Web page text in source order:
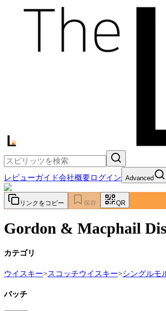
レビューガイド会社概要ログイン Advanced
リンクをコピー 保存 QR
Gordon & Macphail
カテゴリ
ウイスキー>スコッチウイスキー>シングルモ
バッチ